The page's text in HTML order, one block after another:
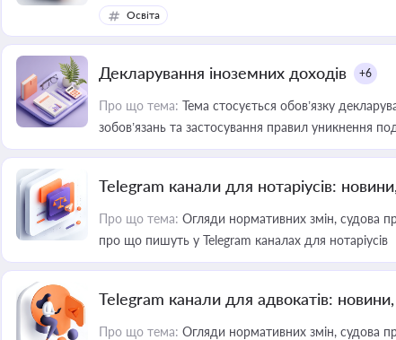
Освіта
Декларування іноземних доходів +6
Про що тема: Тема стосується обов’язку
зобов’язань та застосування правил уникнення
Telegram канали для нотаріусів:
Про що тема: Огляди нормативних змін, судова
про що пишуть у Telegram каналах для нотаріусів
Telegram канали для адвокатів:
Про що тема: Огляди нормативних змін, судова